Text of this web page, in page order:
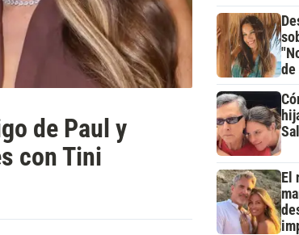
de Paul y
con Tini
de
El